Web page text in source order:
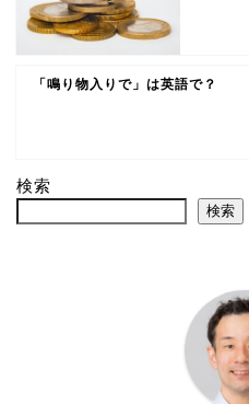
「鳴り物入りで」は英語で？
検索
検索